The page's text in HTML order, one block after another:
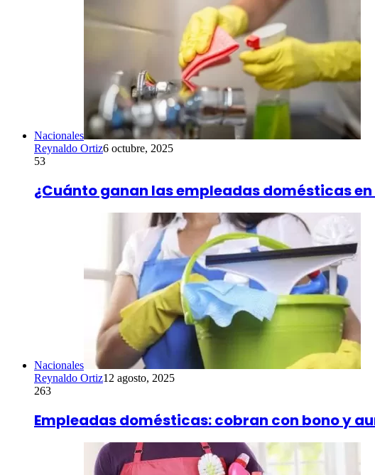
Nacionales
Reynaldo Ortiz6 octubre, 2025
53
¿Cuánto ganan las empleadas domésticas
Nacionales
Reynaldo Ortiz12 agosto, 2025
263
Empleadas domésticas: cobran con bono y